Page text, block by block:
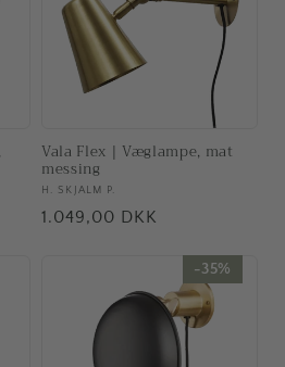
Vala Flex | Væglampe, mat
messing
Forhandler:
H. SKJALM P.
Normalpris
1.049,00 DKK
35%
35%